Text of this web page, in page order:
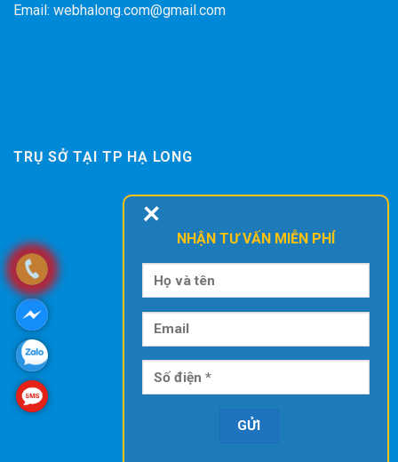
Email: webhalong.com@gmail.com
TRỤ SỞ TẠI TP HẠ LONG
NHẬN TƯ VẤN MIỄN PHÍ
+